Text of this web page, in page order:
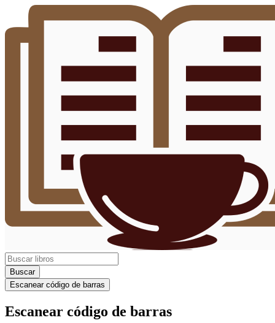
Buscar
Escanear código de barras
Escanear código de barras